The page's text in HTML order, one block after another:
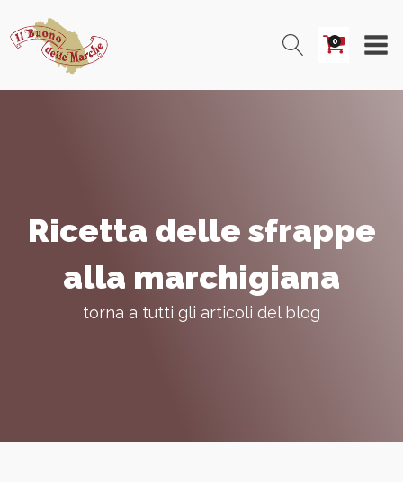
0
Ricetta delle sfrappe
alla marchigiana
torna a tutti gli articoli del blog